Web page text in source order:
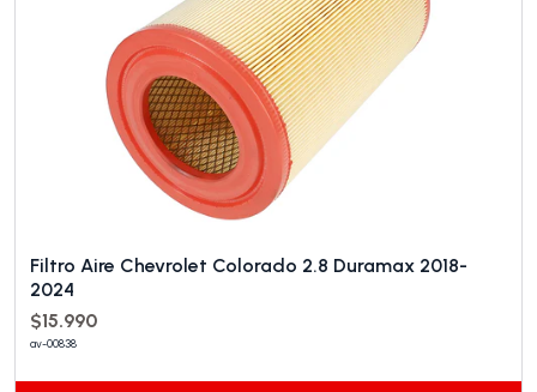
Filtro Aire Chevrolet Colorado 2.8 Duramax 2018-
2024
$15.990
av-00838